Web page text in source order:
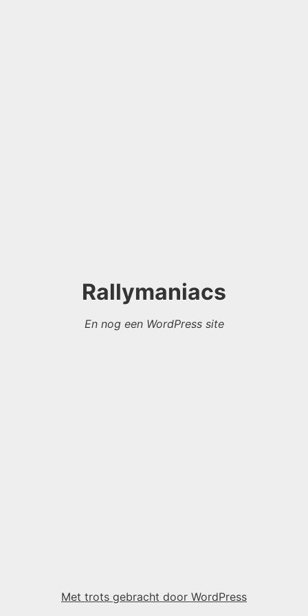
Rallymaniacs
En nog een WordPress site
Met trots gebracht door WordPress